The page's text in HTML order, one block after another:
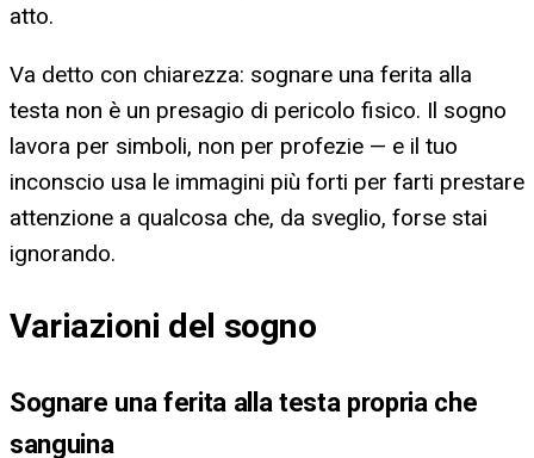
atto.
Va detto con chiarezza: sognare una ferita alla
testa non è un presagio di pericolo fisico. Il sogno
lavora per simboli, non per profezie — e il tuo
inconscio usa le immagini più forti per farti prestare
attenzione a qualcosa che, da sveglio, forse stai
ignorando.
Variazioni del sogno
Sognare una ferita alla testa propria che
sanguina